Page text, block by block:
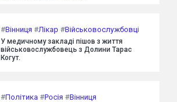
#Вінниця #Лікар #Військовослужбовці
У медичному закладі пішов з життя
військовослужбовець з Долини Тарас
Когут.
#Політика #Росія #Вінниця